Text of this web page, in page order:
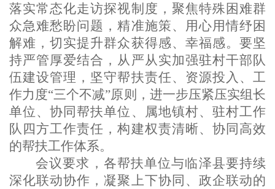
落实常态化走访探视制度，聚焦特殊困难群
众急难愁盼问题，精准施策、用心用情纾困
解难，切实提升群众获得感、幸福感。要坚
持严管厚爱结合，从严从实加强驻村干部队
伍建设管理，坚守帮扶责任、资源投入、工
作力度“三个不减”原则，进一步压紧压实组长
单位、协同帮扶单位、属地镇村、驻村工作
队四方工作责任，构建权责清晰、协同高效
的帮扶工作体系。
会议要求，各帮扶单位与临泽县要持续
深化联动协作，凝聚上下协同、政企联动的